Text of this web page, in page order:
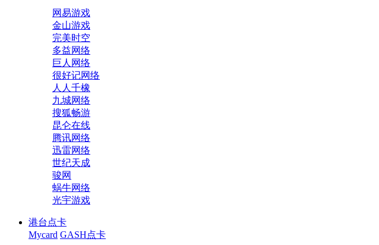
网易游戏
金山游戏
完美时空
多益网络
巨人网络
很好记网络
人人千橡
九城网络
搜狐畅游
昆仑在线
腾讯网络
迅雷网络
世纪天成
骏网
蜗牛网络
光宇游戏
港台点卡
Mycard GASH点卡